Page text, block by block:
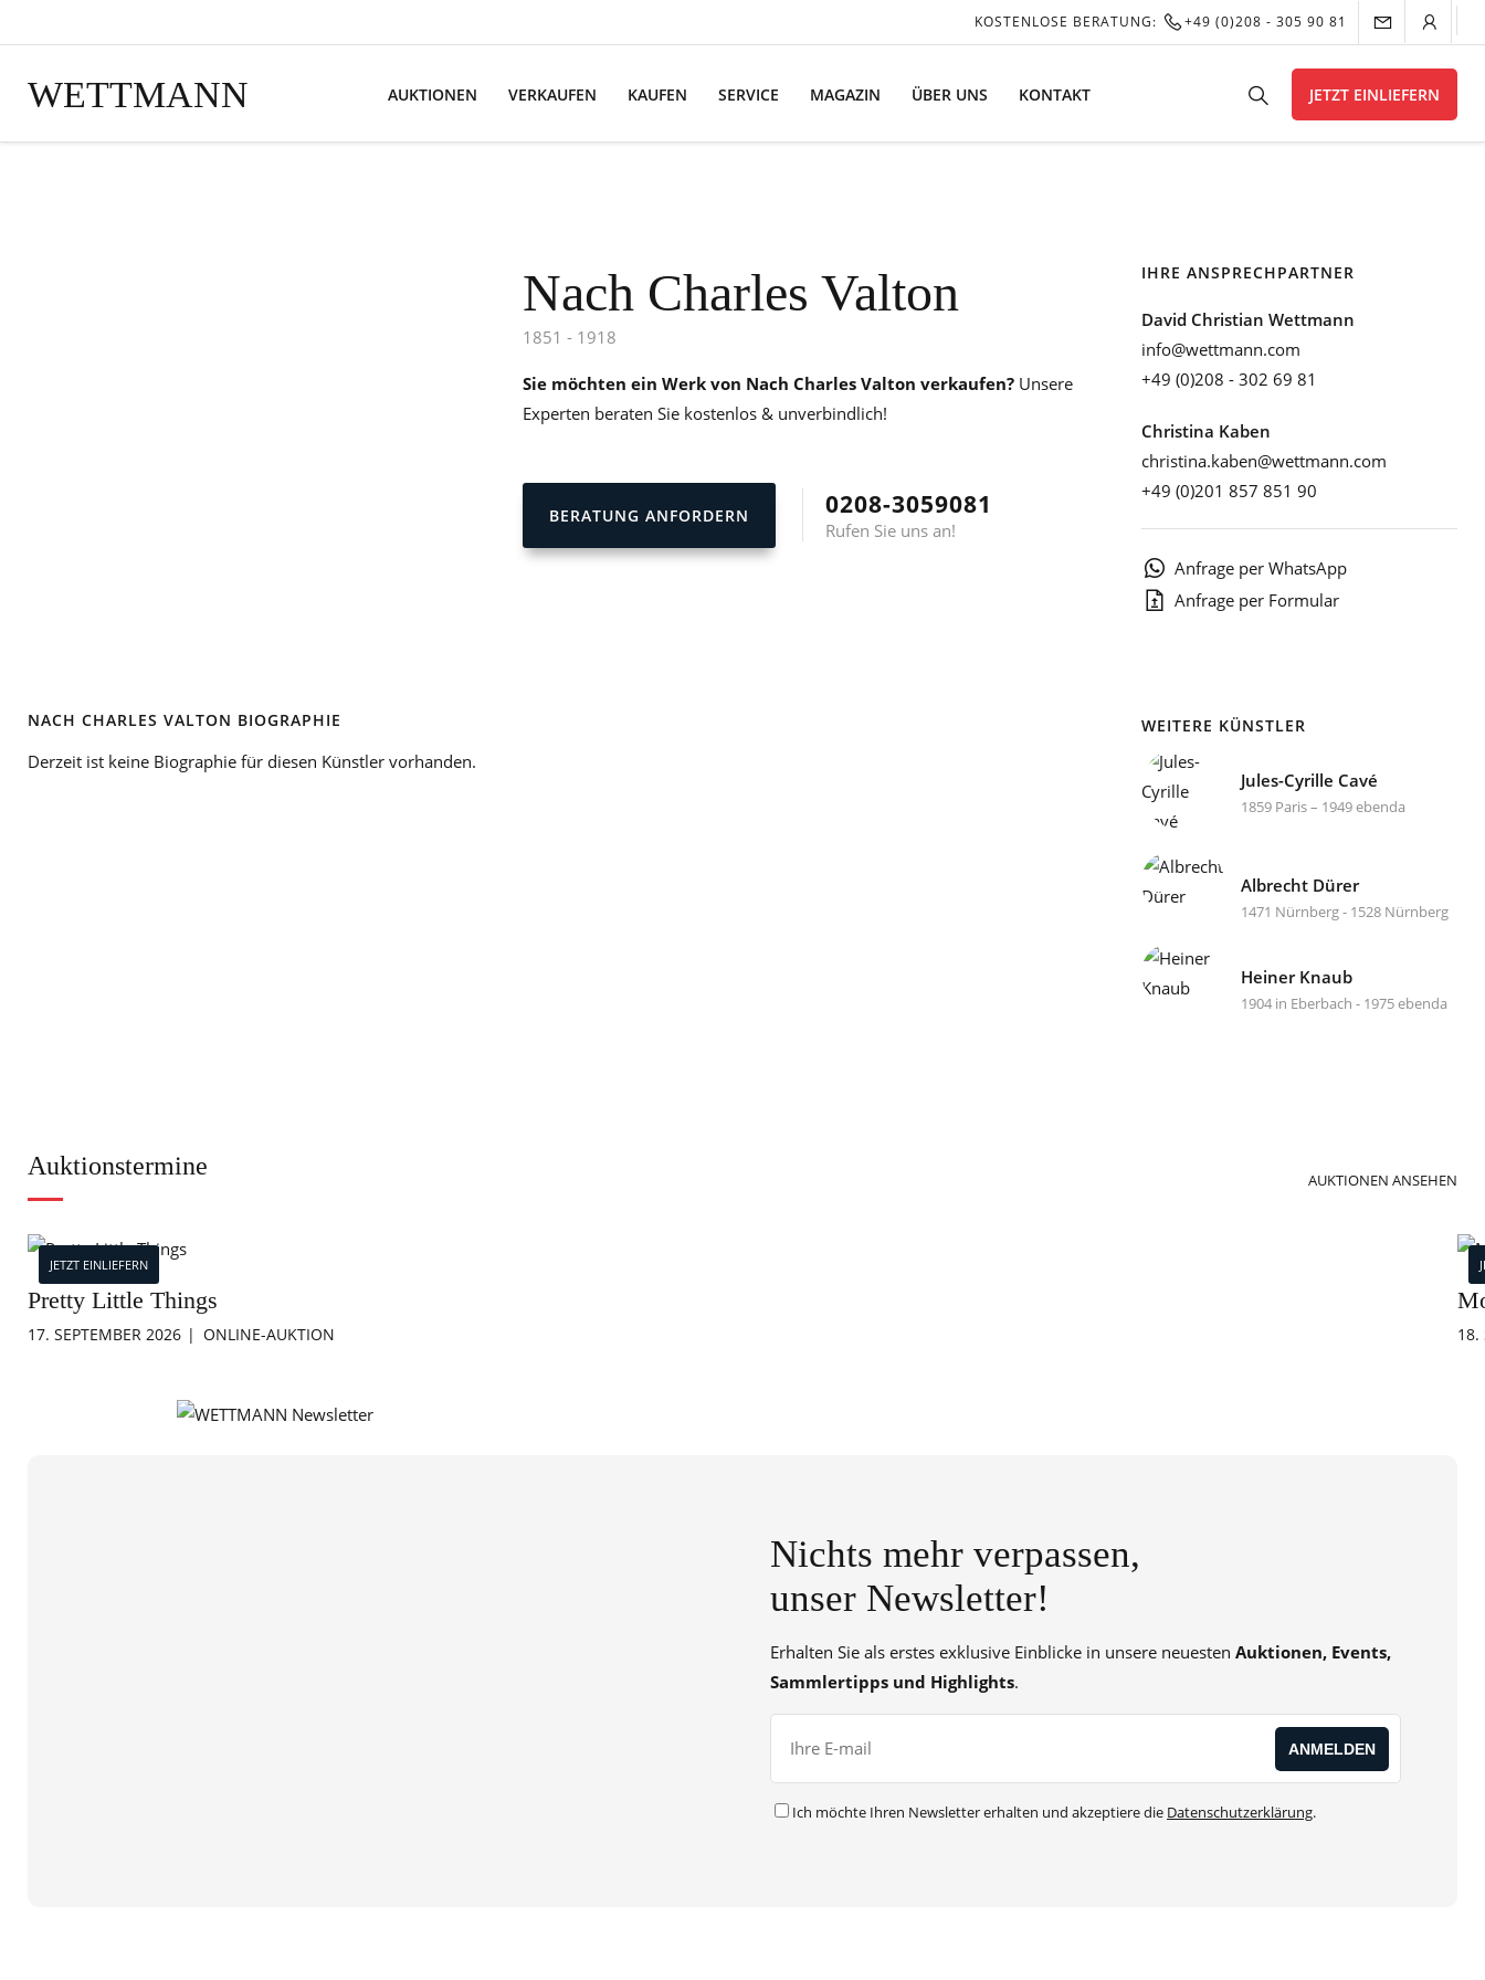
KOSTENLOSE BERATUNG: +49 (0)208 - 305 90 81
WETTMANN AUKTIONEN VERKAUFEN KAUFEN SERVICE MAGAZIN ÜBER UNS KONTAKT JETZT EINLIEFERN
Nach Charles Valton
1851 - 1918
Sie möchten ein Werk von Nach Charles Valton verkaufen?Unsere
Experten beraten Sie kostenlos & unverbindlich!
BERATUNG ANFORDERN 0208-3059081
Rufen Sie uns an!
IHRE ANSPRECHPARTNER
David Christian Wettmann
info@wettmann.com
+49 (0)208 - 302 69 81
Christina Kaben
christina.kaben@wettmann.com
+49 (0)201 857 851 90
Anfrage per WhatsApp
Anfrage per Formular
NACH CHARLES VALTON BIOGRAPHIE
Derzeit ist keine Biographie für diesen Künstler vorhanden.
WEITERE KÜNSTLER
Jules-Cyrille Cavé
1859 Paris – 1949 ebenda
Albrecht Dürer
1471 Nürnberg - 1528 Nürnberg
Heiner Knaub
1904 in Eberbach - 1975 ebenda
Auktionstermine AUKTIONEN ANSEHEN
JETZT EINLIEFERN
Pretty Little Things
17. SEPTEMBER 2026 ONLINE-AUKTION 18.
Nichts mehr verpassen,
unser Newsletter!
Erhalten Sie als erstes exklusive Einblicke in unsere neuesten Auktionen, Events,
Sammlertipps und Highlights.
Ich möchte Ihren Newsletter erhalten und akzeptiere die Datenschutzerklärung.